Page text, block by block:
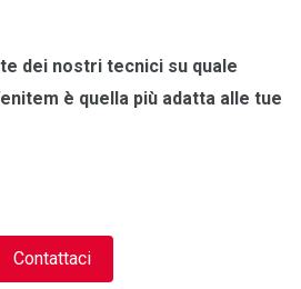
dei nostri tecnici su quale
è quella più adatta alle tue
Contattaci